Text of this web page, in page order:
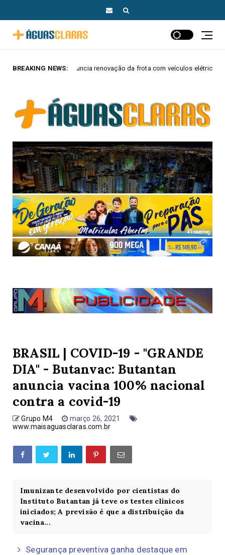
BREAKING NEWS:
renovação da frota com veículos elétricos e híbridos MAIS
BRASIL | COVID-19 - "GRANDE
DIA" - Butanvac: Butantan
anuncia vacina 100% nacional
contra a covid-19
Grupo M4
março 26, 2021
www.maisaguasclaras.com.br
Imunizante desenvolvido por cientistas do
Instituto Butantan já teve os testes clínicos
iniciados; A previsão é que a distribuição da
vacina...
Segurança preventiva ganha destaque em